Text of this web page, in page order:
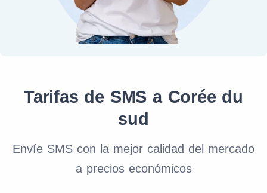
Tarifas de SMS a Corée du
sud
Envíe SMS con la mejor calidad del mercado
a precios económicos